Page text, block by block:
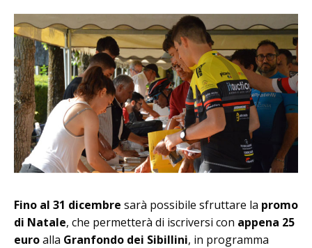
Fino al 31 dicembre sarà possibile sfruttare la promo
di Natale, che permetterà di iscriversi con appena 25
euroalla Granfondo dei Sibillini, in programma